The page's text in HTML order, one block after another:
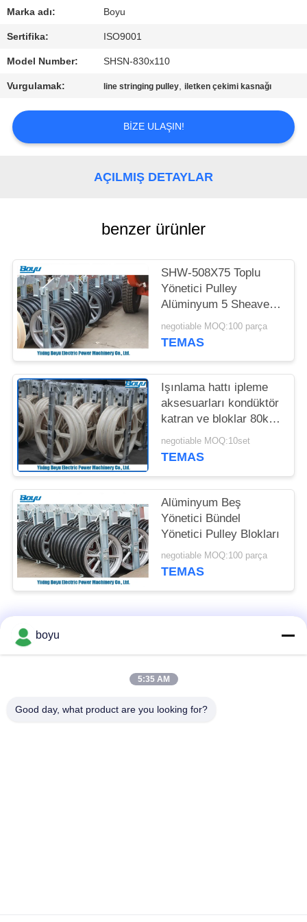
KONTROL
ILETIŞIME
GEÇIN
HABERLER
SITE
HARITASI
PRIVACY
POLICY
Marka adı: Boyu
Sertifika: ISO9001
Model Number: SHSN-830x110
Vurgulamak: line stringing pulley,iletken çekimi kasnağı
BIZE ULAŞIN!
AÇILMIŞ DETAYLAR
benzer ürünler
SHW-508X75 Toplu
Yönetici Pulley
Alüminyum 5 Sheave
Blokları
negotiable MOQ:100 parça
TEMAS
Işınlama hattı ipleme
aksesuarları kondüktör
katran ve bloklar 80kN
negotiable MOQ:10set
TEMAS
Alüminyum Beş
Yönetici Bündel
Yönetici Pulley Blokları
negotiable MOQ:100 parça
TEMAS
Popüler Kategoriler
Havai Hat Yığınlama
boyu
5:35 AM
Good day, what product are you looking for?